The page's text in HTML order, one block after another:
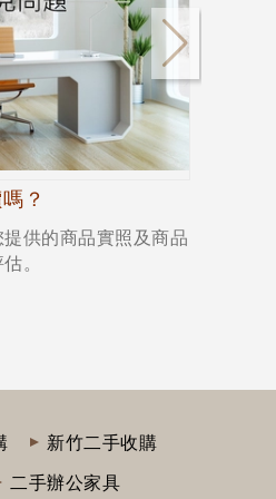
？
供的商品實照及商品
。
新竹二手收購
二手辦公家具